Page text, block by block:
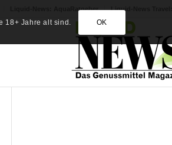
Liquid-News: AquaRatgeber Liquid-News Travel:
18+ Jahre alt sind. OK